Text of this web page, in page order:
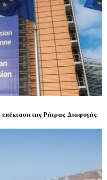
επέκταση της Ρήτρας Διαφυγής